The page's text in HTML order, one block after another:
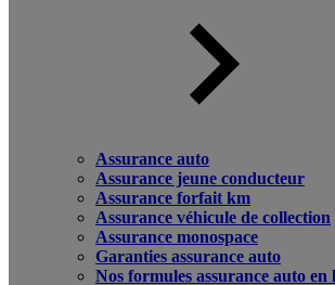
Assurance auto
Assurance jeune conducteur
Assurance forfait km
Assurance véhicule de collection
Assurance monospace
Garanties assurance auto
Nos formules assurance auto en